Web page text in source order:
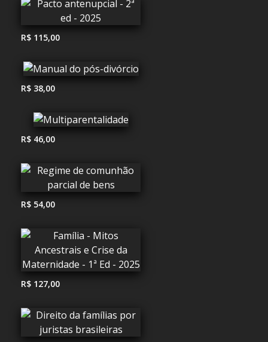
R$ 115,00
R$ 38,00
R$ 46,00
R$ 54,00
R$ 127,00